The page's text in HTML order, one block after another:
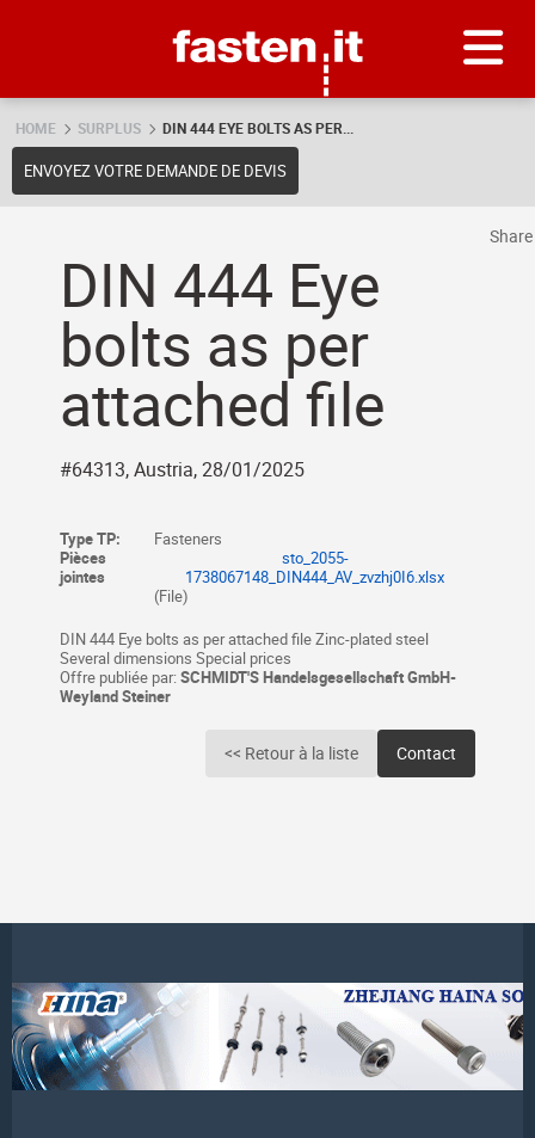
HOME SURPLUS DIN 444 EYE BOLTS AS PER...
ENVOYEZ VOTRE DEMANDE DE DEVIS
DIN 444 Eye
bolts as per
attached file
#64313, Austria, 28/01/2025
Type TP:
Fasteners
Pièces
jointes
sto_2055-
1738067148_DIN444_AV_zvzhj0I6.xlsx
(File)
DIN 444 Eye bolts as per attached file Zinc-plated steel
Several dimensions Special prices
Offre publiée par: SCHMIDT'S Handelsgesellschaft GmbH-
Weyland Steiner
<< Retour à la liste Contact
Share